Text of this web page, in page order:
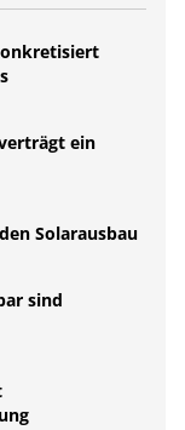
ein
Solarausbau
sind